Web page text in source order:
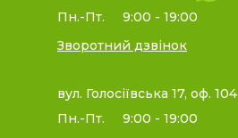
Пн.-Пт.
9:00 - 19:00
Зворотний дзвінок
вул. Голосіївська 17, оф. 104
Пн.-Пт.
9:00 - 19:00